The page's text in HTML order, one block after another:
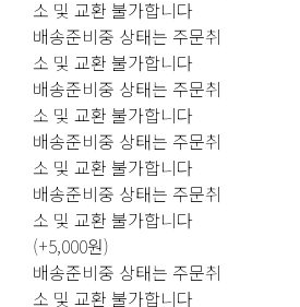
소 및 교환 불가합니다
배송준비중 상태는 주문취
소 및 교환 불가합니다
배송준비중 상태는 주문취
소 및 교환 불가합니다
배송준비중 상태는 주문취
소 및 교환 불가합니다
배송준비중 상태는 주문취
소 및 교환 불가합니다
(+5,000원)
배송준비중 상태는 주문취
소 및 교환 불가합니다